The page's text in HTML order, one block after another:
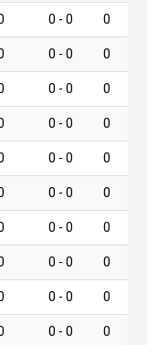
0 - 0 0
0 - 0 0
0 - 0 0
0 - 0 0
0 - 0 0
0 - 0 0
0 - 0 0
0 - 0 0
0 - 0 0
0 - 0 0